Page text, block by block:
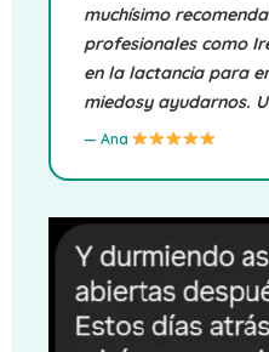
muchísimo
profesionales como
en la lactancia para
miedosy ayudarnos.
— Ana